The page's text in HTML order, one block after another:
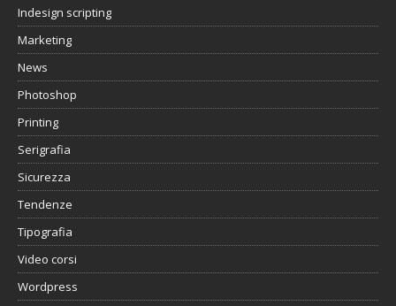
Indesign scripting
Marketing
News
Photoshop
Printing
Serigrafia
Sicurezza
Tendenze
Tipografia
Video corsi
Wordpress